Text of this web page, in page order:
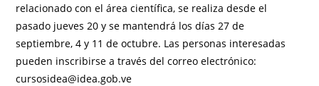
relacionado con el área científica, se realiza desde el
pasado jueves 20 y se mantendrá los días 27 de
septiembre, 4 y 11 de octubre. Las personas interesadas
pueden inscribirse a través del correo electrónico:
cursosidea@idea.gob.ve